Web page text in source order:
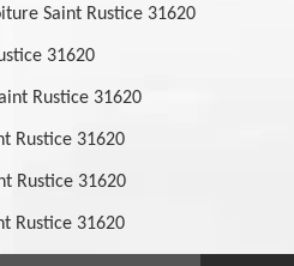
Saint Rustice 31620
31620
Rustice 31620
Rustice 31620
Rustice 31620
Rustice 31620